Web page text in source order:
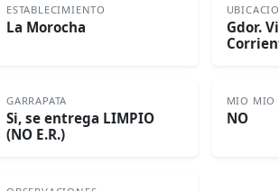
ESTABLECIMIENTO
La Morocha
Gdor.
GARRAPATA
Si, se entrega LIMPIO
(NO E.R.)
MIO MIO
NO